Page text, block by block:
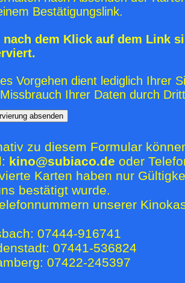
Bestätigungslink.
nach dem Klick auf dem Link
Vorgehen dient lediglich Ihrer
Ihrer Daten durch
zu diesem Formular
kino@subiaco.de oder
Karten haben nur
bestätigt wurde.
unserer
07444-916741
07441-536824
07422-245397